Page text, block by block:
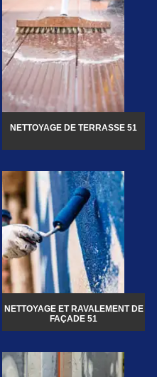
NETTOYAGE DE TERRASSE 51
NETTOYAGE ET RAVALEMENT DE
FAÇADE 51